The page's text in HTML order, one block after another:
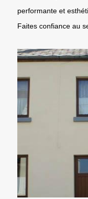
performante et
Faites confiance au